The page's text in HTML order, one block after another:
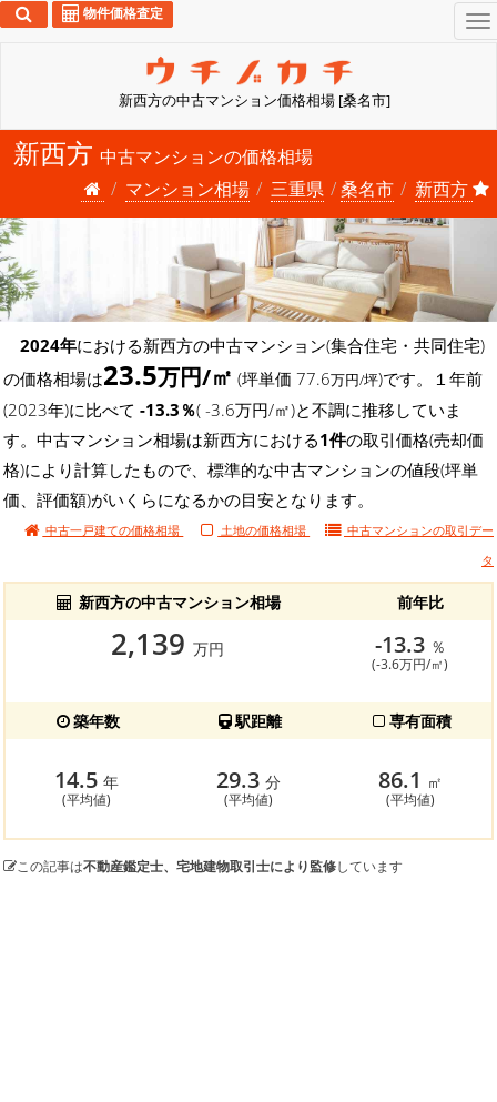
新西方の中古マンション価格相場 [桑名市]
物件価格査定
新西方 中古マンションの価格相場
マンション相場
三重県 桑名市 新西方
2024年における新西方の中古マンション(集合住宅・共同住宅)
の価格相場は23.5万円/㎡ (坪単価 77.6万円/坪)です。１年前
(2023年)に比べて -13.3％( -3.6万円/㎡)と不調に推移していま
す。中古マンション相場は新西方における1件の取引価格(売却価
格)により計算したもので、標準的な中古マンションの値段(坪単
価、評価額)がいくらになるかの目安となります。
中古一戸建ての価格相場 土地の価格相場 中古マンションの取引デー
タ
新西方の中古マンション相場 前年比
2,139 万円 -13.3 ％
(-3.6万円/㎡)
築年数 駅距離 専有面積
14.5 年
(平均値)
29.3 分
(平均値)
86.1 ㎡
(平均値)
この記事は不動産鑑定士、宅地建物取引士により監修しています